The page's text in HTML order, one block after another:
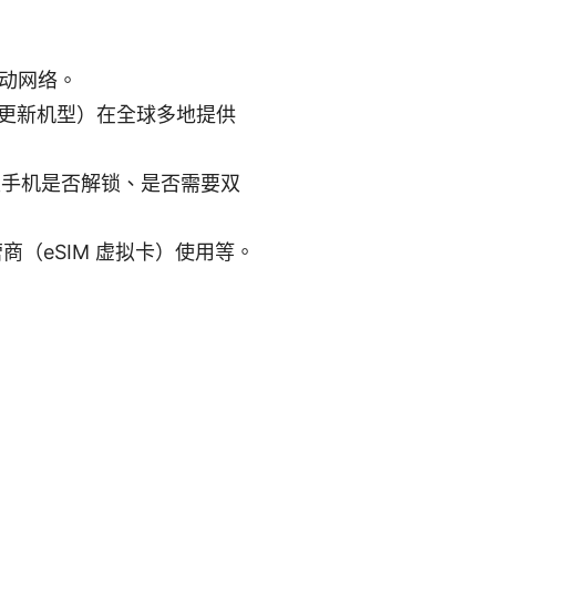
网络。
新机型）在全球多地提供
机是否解锁、是否需要双
（eSIM 虚拟卡）使用等。